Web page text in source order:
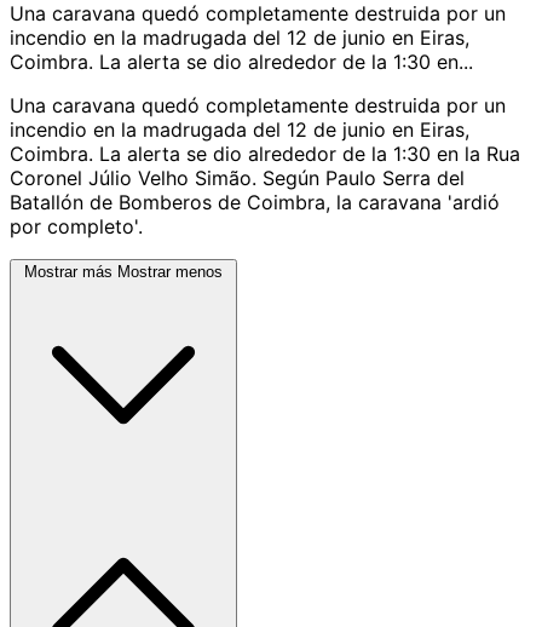
Una caravana quedó completamente destruida por un
incendio en la madrugada del 12 de junio en Eiras,
Coimbra. La alerta se dio alrededor de la 1:30 en...
Una caravana quedó completamente destruida por un
incendio en la madrugada del 12 de junio en Eiras,
Coimbra. La alerta se dio alrededor de la 1:30 en la Rua
Coronel Júlio Velho Simão. Según Paulo Serra del
Batallón de Bomberos de Coimbra, la caravana 'ardió
por completo'.
Mostrar más Mostrar menos